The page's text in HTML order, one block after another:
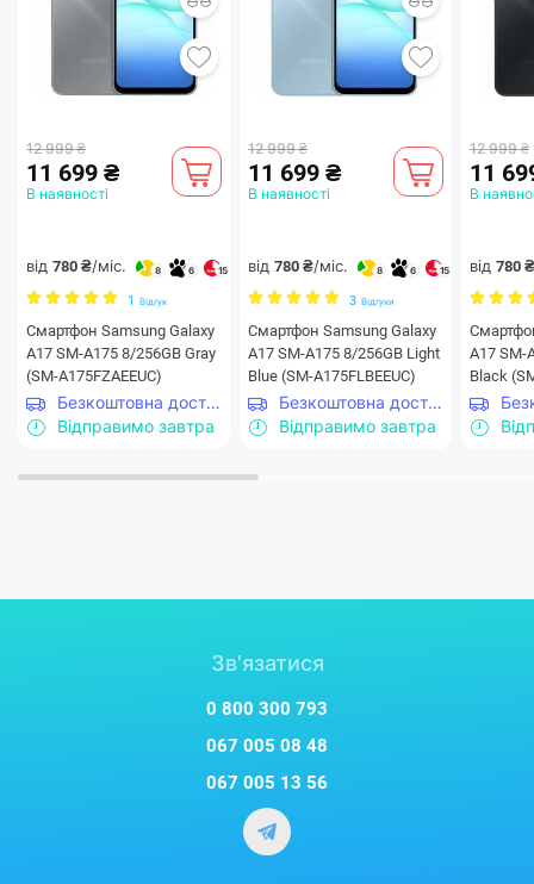
12 999 ₴
11 699 ₴
В наявності
від 780 ₴/міс. 8 6 15
1 Відгук
Смартфон Samsung Galaxy
A17 SM-A175 8/256GB Gray
(SM-A175FZAEEUC)
Безкоштовна доставка
Відправимо завтра
12 999 ₴
11 699 ₴
В наявності
від 780 ₴/міс. 8 6 15
3 Відгуки
Смартфон Samsung Galaxy
A17 SM-A175 8/256GB Light
Blue (SM-A175FLBEEUC)
Безкоштовна доставка
Відправимо завтра
12 999 ₴
11
В
від 780 ₴
A17 SM-
Black
Зв'язатися
0 800 300 793
067 005 08 48
067 005 13 56